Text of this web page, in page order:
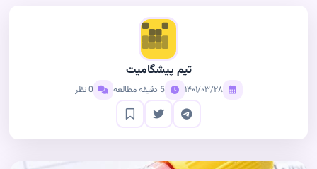
تیم پیشگامیت
۱۴۰۱/۰۳/۲۸ 5 دقیقه مطالعه 0 نظر